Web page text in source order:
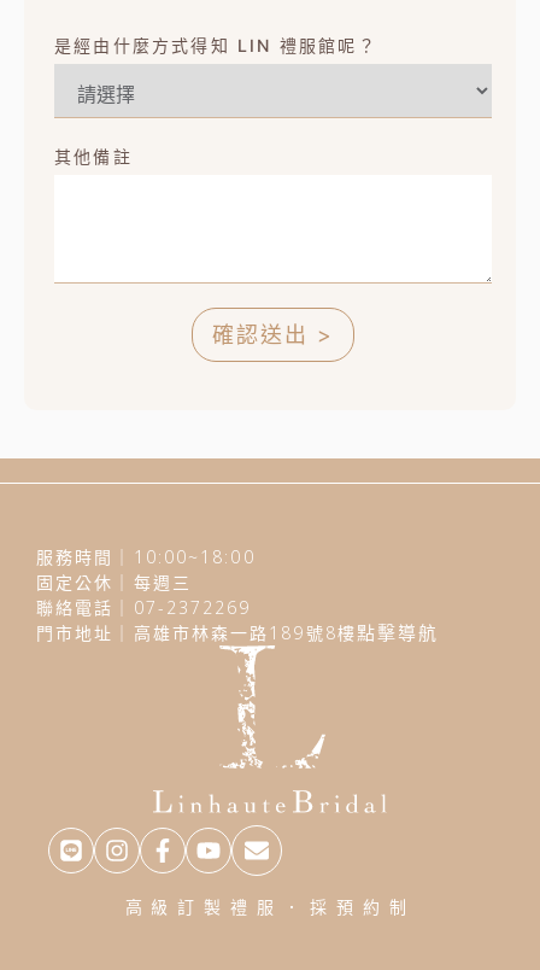
是經由什麼方式得知 LIN 禮服館呢？
其他備註
確認送出 >
服務時間｜10:00~18:00
固定公休｜每週三
聯絡電話｜07-2372269
門市地址｜高雄市林森一路189號8樓點擊導航
高級訂製禮服．採預約制